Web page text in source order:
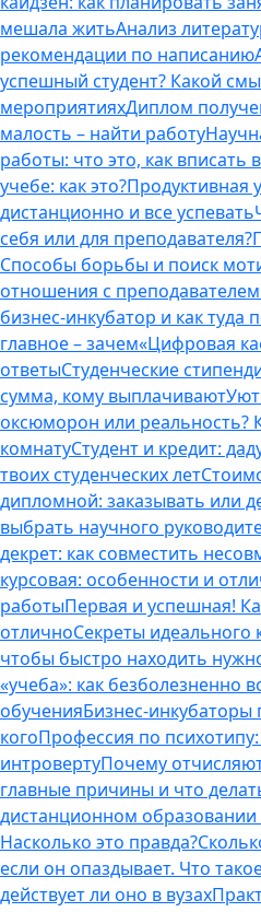
мешала житьАнализ
рекомендации по написанию
успешный студент? Какой
мероприятияхДиплом
малость – найти работу
работы: что это, как вписать
учебе: как это?Продуктивная
дистанционно и все успевать
себя или для преподавателя?
Способы борьбы и поиск
отношения с
бизнес-инкубатор и как туда
главное – зачем«Цифровая
ответыСтуденческие
сумма, кому выплачивают
оксюморон или реальность?
комнатуСтудент и кредит:
твоих студенческих лет
дипломной: заказывать или
выбрать научного
декрет: как совместить
курсовая: особенности и
работыПервая и успешная!
отличноСекреты идеального
чтобы быстро находить
«учеба»: как безболезненно
обученияБизнес-инкубаторы
когоПрофессия по
интровертуПочему
главные причины и что
дистанционном образовании
Насколько это правда?
если он опаздывает. Что
действует ли оно в вузах